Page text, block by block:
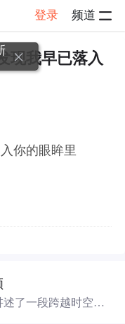
登录 频道
详情
现我早已落入
你的眼眸里
了一段跨越时空的